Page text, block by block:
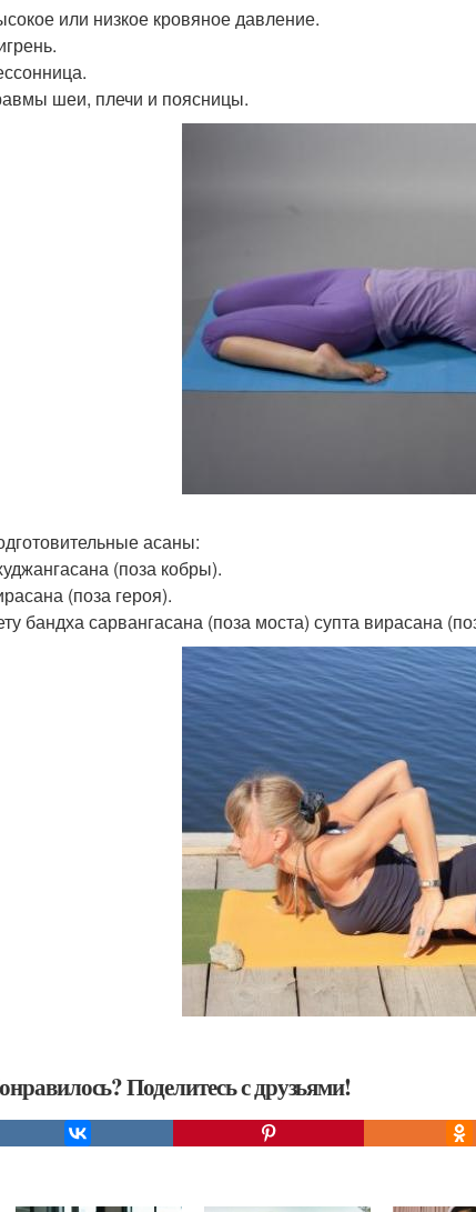
или низкое кровяное давление.
шеи, плечи и поясницы.
асаны:
(поза кобры).
(поза героя).
бандха сарвангасана (поза моста) супта вирасана
Поделитесь с друзьями!